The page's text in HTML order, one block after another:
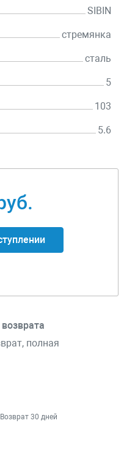
SIBIN
стремянка
сталь
5
103
5.6
полная
Возврат 30 дней